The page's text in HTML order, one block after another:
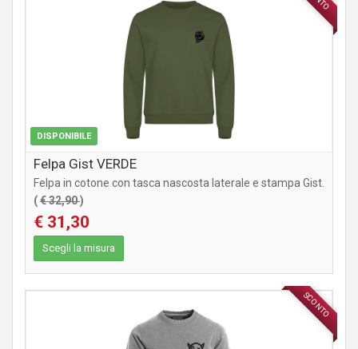
DISPONIBILE
Felpa Gist VERDE
Felpa in cotone con tasca nascosta laterale e stampa Gist.
(€ 32,90)
€ 31,30
Scegli la misura
SCONTO
ABBIGLIAMENTO